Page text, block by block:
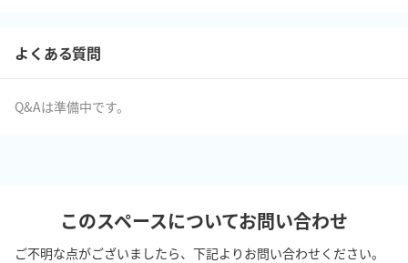
・汚損や破損などのトラブルが発生した場合は実費をご請求させ
ていただきます
よくある質問
Q&Aは準備中です。
このスペースについてお問い合わせ
ご不明な点がございましたら、下記よりお問い合わせください。